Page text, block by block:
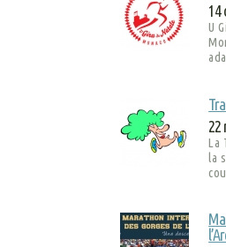
14
U
22
La
la